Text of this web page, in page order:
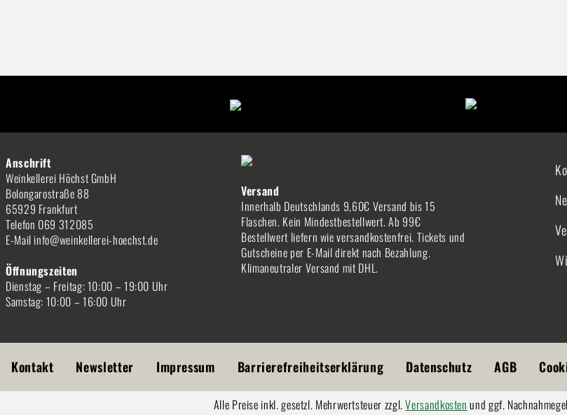
Anschrift
Weinkellerei Höchst GmbH
Bolongarostraße 88
65929 Frankfurt
Telefon 069 312085
E-Mail info@weinkellerei-hoechst.de
Öffnungszeiten
Dienstag – Freitag: 10:00 – 19:00 Uhr
Samstag: 10:00 – 16:00 Uhr
Versand
Innerhalb Deutschlands 9,60€ Versand bis 15
Flaschen. Kein Mindestbestellwert. Ab 99€
Bestellwert liefern wie versandkostenfrei. Tickets und
Gutscheine per E-Mail direkt nach Bezahlung.
Klimaneutraler Versand mit DHL.
Kontakt Newsletter Impressum Barrierefreiheitserklärung Datenschutz AGB
Alle Preise inkl. gesetzl. Mehrwertsteuer zzgl.Versandkosten und ggf.